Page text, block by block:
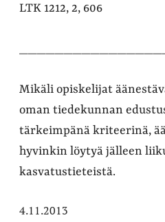
LTK 1212, 2, 606
Mikäli opiskelijat
oman tiedekunnan
tärkeimpänä kriteerinä,
hyvinkin löytyä jälleen
kasvatustieteistä.
4.11.2013